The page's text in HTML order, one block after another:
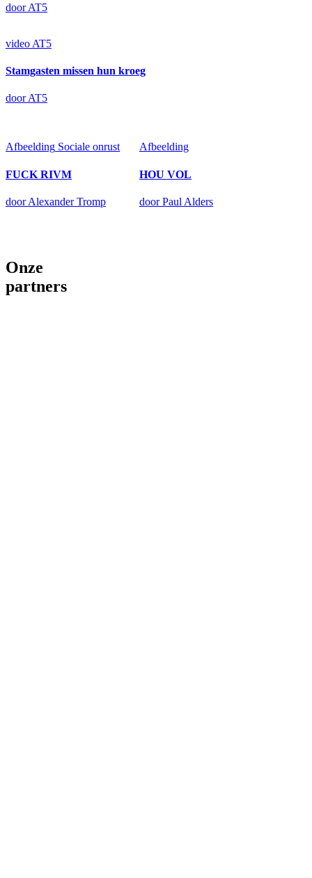
door AT5
video AT5
Stamgasten missen hun kroeg
door AT5
Afbeelding Sociale onrust
FUCK RIVM
door Alexander Tromp
Afbeelding
HOU VOL
door Paul Alders
Onze
partners